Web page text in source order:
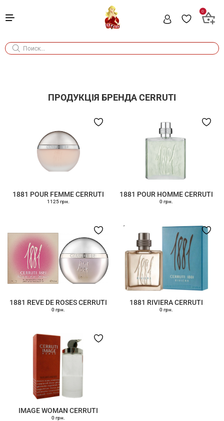
0
ПРОДУКЦІЯ БРЕНДАCERRUTI
1881 POUR FEMME CERRUTI
1125 грн.
1881 POUR HOMME CERRUTI
0 грн.
1881 REVE DE ROSES CERRUTI
0 грн.
1881 RIVIERA CERRUTI
0 грн.
IMAGE WOMAN CERRUTI
0 грн.